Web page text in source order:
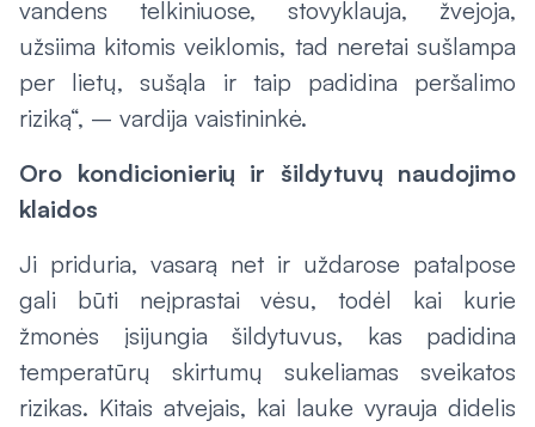
vandens telkiniuose, stovyklauja, žvejoja,
užsiima kitomis veiklomis, tad neretai sušlampa
per lietų, sušąla ir taip padidina peršalimo
riziką“, – vardija vaistininkė.
Oro kondicionierių ir šildytuvų naudojimo
klaidos
Ji priduria, vasarą net ir uždarose patalpose
gali būti neįprastai vėsu, todėl kai kurie
žmonės įsijungia šildytuvus, kas padidina
temperatūrų skirtumų sukeliamas sveikatos
rizikas. Kitais atvejais, kai lauke vyrauja didelis